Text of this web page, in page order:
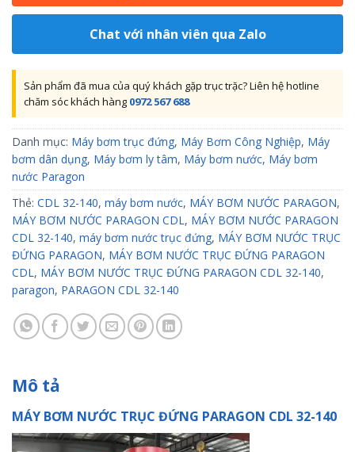
Chat với nhân viên qua Zalo
Sản phẩm đã mua của quý khách gặp trục trặc? Liên hệ hotline
chăm sóc khách hàng 0972 567 688
Danh mục: Máy bơm trục đứng, Máy Bơm Công Nghiệp, Máy
bơm dân dụng, Máy bơm ly tâm, Máy bơm nước, Máy bơm
nước Paragon
Thẻ: CDL 32-140, máy bơm nước, MÁY BƠM NƯỚC PARAGON,
MÁY BƠM NƯỚC PARAGON CDL, MÁY BƠM NƯỚC PARAGON
CDL 32-140, máy bơm nước trục đứng, MÁY BƠM NƯỚC TRỤC
ĐỨNG PARAGON, MÁY BƠM NƯỚC TRỤC ĐỨNG PARAGON
CDL, MÁY BƠM NƯỚC TRỤC ĐỨNG PARAGON CDL 32-140,
paragon, PARAGON CDL 32-140
Mô tả
MÁY BƠM NƯỚC TRỤC ĐỨNG PARAGON CDL 32-140